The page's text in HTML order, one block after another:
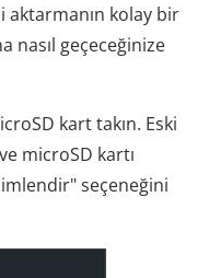
aktarmanın kolay bir
nasıl geçeceğinize
kart takın. Eski
microSD kartı
seçeneğini